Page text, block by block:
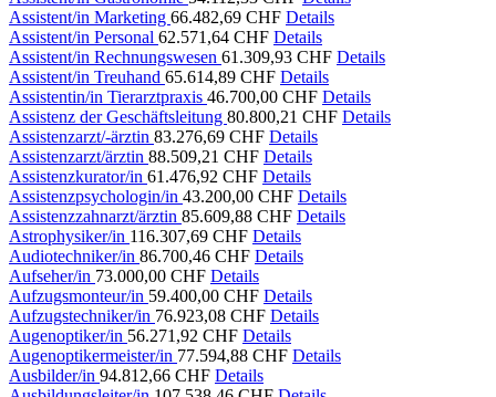
Assistent/in Marketing 66.482,69 CHF Details
Assistent/in Personal 62.571,64 CHF Details
Assistent/in Rechnungswesen 61.309,93 CHF Details
Assistent/in Treuhand 65.614,89 CHF Details
Assistentin/in Tierarztpraxis 46.700,00 CHF Details
Assistenz der Geschäftsleitung 80.800,21 CHF Details
Assistenzarzt/-ärztin 83.276,69 CHF Details
Assistenzarzt/ärztin 88.509,21 CHF Details
Assistenzkurator/in 61.476,92 CHF Details
Assistenzpsychologin/in 43.200,00 CHF Details
Assistenzzahnarzt/ärztin 85.609,88 CHF Details
Astrophysiker/in 116.307,69 CHF Details
Audiotechniker/in 86.700,46 CHF Details
Aufseher/in 73.000,00 CHF Details
Aufzugsmonteur/in 59.400,00 CHF Details
Aufzugstechniker/in 76.923,08 CHF Details
Augenoptiker/in 56.271,92 CHF Details
Augenoptikermeister/in 77.594,88 CHF Details
Ausbilder/in 94.812,66 CHF Details